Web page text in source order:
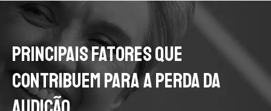
Principais Fatores que
Contribuem para a Perda da